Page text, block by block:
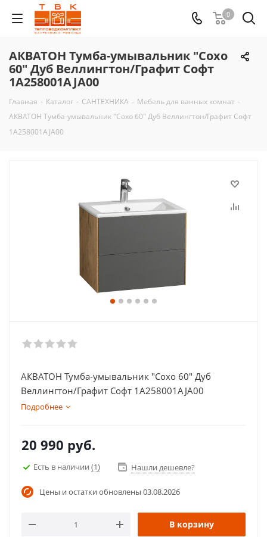
0
АКВАТОН Тумба-умывальник "Сохо
60" Дуб Веллингтон/Графит Софт
1A258001AJA00
Главная - Каталог - САНТЕХНИКА - Мебель для ванных комнат -
АКВАТОН Тумба-умывальник "Сохо 60" Дуб Веллингтон/Графит Софт
1A258001AJA00
АКВАТОН Тумба-умывальник "Сохо 60" Дуб
Веллингтон/Графит Софт 1A258001AJA00
Подробнее
20 990 руб.
Есть в наличии (1) Нашли дешевле?
Цены и остатки обновлены 03.08.2026
В корзину